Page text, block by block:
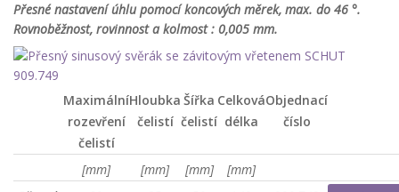
Přesné nastavení úhlu pomocí koncových měrek, max. do 46 °.
Rovnoběžnost, rovinnost a kolmost : 0,005 mm.
Maximální
rozevření
čelistí
Hloubka
čelistí
Šířka
čelistí
Celková
délka
Objednací
číslo
[mm] [mm] [mm]
[mm]